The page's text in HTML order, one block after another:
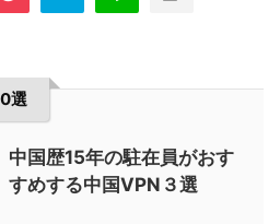
選
中国歴15年の駐在員がおす
すめする中国VPN３選